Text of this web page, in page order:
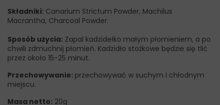
Składniki: Canarium Strictum Powder, Machilus
Macrantha, Charcoal Powder.
Sposób użycia: Zapal kadzidełko małym płomieniem, a po
chwili zdmuchnij płomień. Kadzidło stożkowe będzie się tlić
przez około 15-25 minut.
Przechowywanie: przechowywać w suchym i chłodnym
miejscu.
Masa netto: 20g